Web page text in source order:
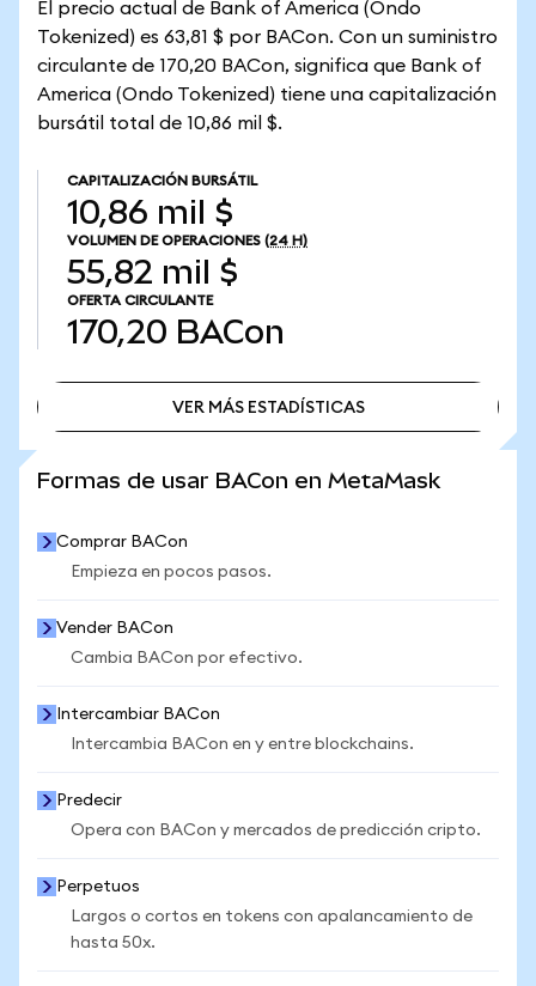
El precio actual de Bank of America (Ondo
Tokenized) es 63,81 $ por BACon. Con un suministro
circulante de 170,20 BACon, significa que Bank of
America (Ondo Tokenized) tiene una capitalización
bursátil total de 10,86 mil $.
CAPITALIZACIÓN BURSÁTIL
10,86 mil $
VOLUMEN DE OPERACIONES (24 H)
55,82 mil $
OFERTA CIRCULANTE
170,20 BACon
VER MÁS ESTADÍSTICAS
Formas de usar BACon en MetaMask
Comprar BACon
Empieza en pocos pasos.
Vender BACon
Cambia BACon por efectivo.
Intercambiar BACon
Intercambia BACon en y entre blockchains.
Predecir
Opera con BACon y mercados de predicción cripto.
Perpetuos
Largos o cortos en tokens con apalancamiento de
hasta 50x.